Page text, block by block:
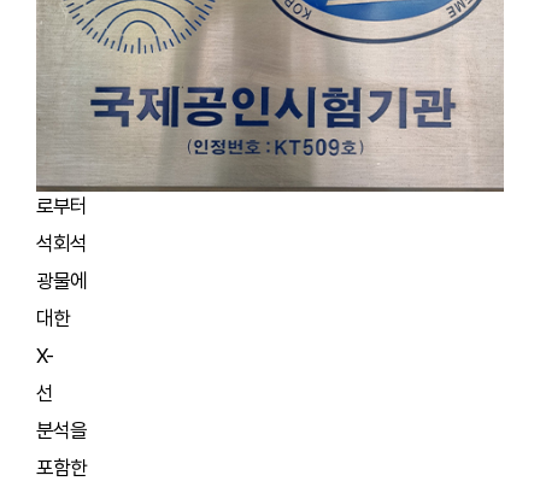
(KOLAS:
Laboratory
Accreditation
Scheme)
로부터
석회석
광물에
대한
X-
선
분석을
포함한